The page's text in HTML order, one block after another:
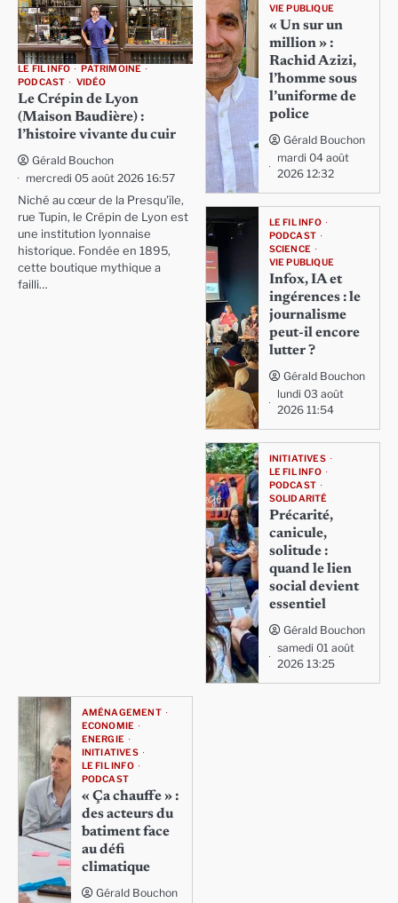
LE FIL INFO
PATRIMOINE
PODCAST
VIDÉO
Le Crépin de Lyon
(Maison Baudière) :
l’histoire vivante du cuir
Gérald Bouchon
mercredi 05 août 2026 16:57
Niché au cœur de la Presqu'île,
rue Tupin, le Crépin de Lyon est
une institution lyonnaise
historique. Fondée en 1895,
cette boutique mythique a
failli…
VIE PUBLIQUE
« Un sur un
million » :
Rachid Azizi,
l’homme sous
l’uniforme de
police
Gérald Bouchon
mardi 04 août
2026 12:32
LE FIL INFO
PODCAST
SCIENCE
VIE PUBLIQUE
Infox, IA et
ingérences : le
journalisme
peut-il encore
lutter ?
Gérald Bouchon
lundi 03 août
2026 11:54
INITIATIVES
LE FIL INFO
PODCAST
SOLIDARITÉ
Précarité,
canicule,
solitude :
quand le lien
social devient
essentiel
Gérald Bouchon
samedi 01 août
2026 13:25
AMÉNAGEMENT
ECONOMIE
ENERGIE
INITIATIVES
LE FIL INFO
PODCAST
« Ça chauffe » :
des acteurs du
batiment face
au défi
climatique
Gérald Bouchon